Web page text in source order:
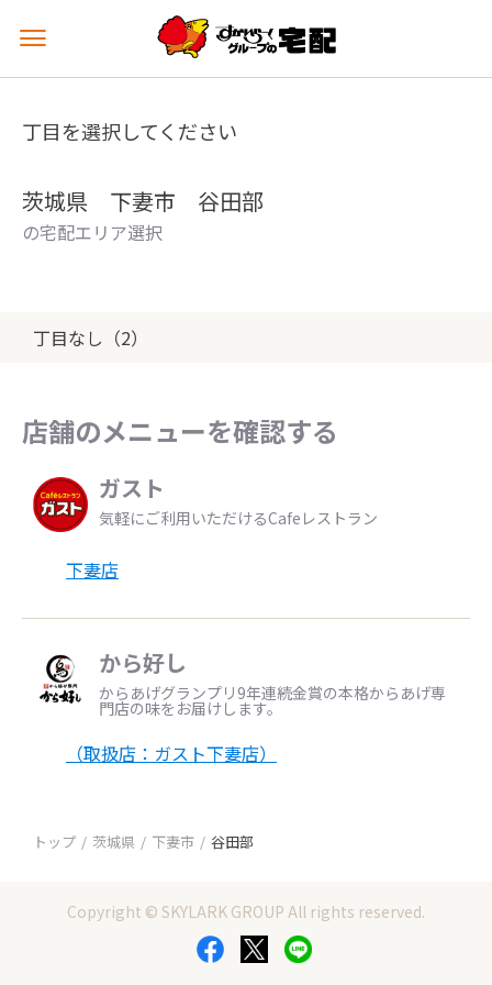
メ
ュ
を
丁目を選択してください
茨城県 下妻市 谷田部
の宅配エリア選択
丁目なし（2）
店舗のメニューを確認する
ガスト
気軽にご利用いただけるCafeレストラン
下妻店
から好し
からあげグランプリ9年連続金賞の本格からあげ専
門店の味をお届けします。
（取扱店：ガスト下妻店）
トップ 茨城県 下妻市 谷田部
Copyright © SKYLARK GROUP All rights reserved.